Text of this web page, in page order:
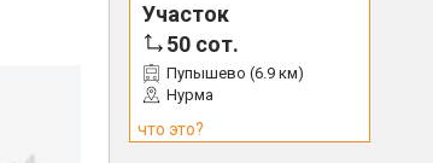
Участок
50 сот.
Пупышево (6.9 км)
Нурма
что это?